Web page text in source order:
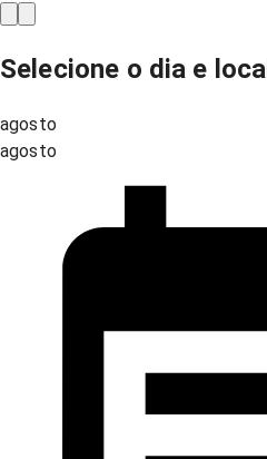
Selecione o dia e local
agosto
agosto